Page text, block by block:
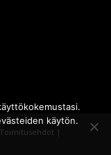
Toimitusehdot |
käytön.